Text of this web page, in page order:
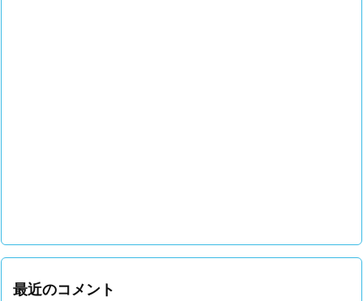
最近のコメント